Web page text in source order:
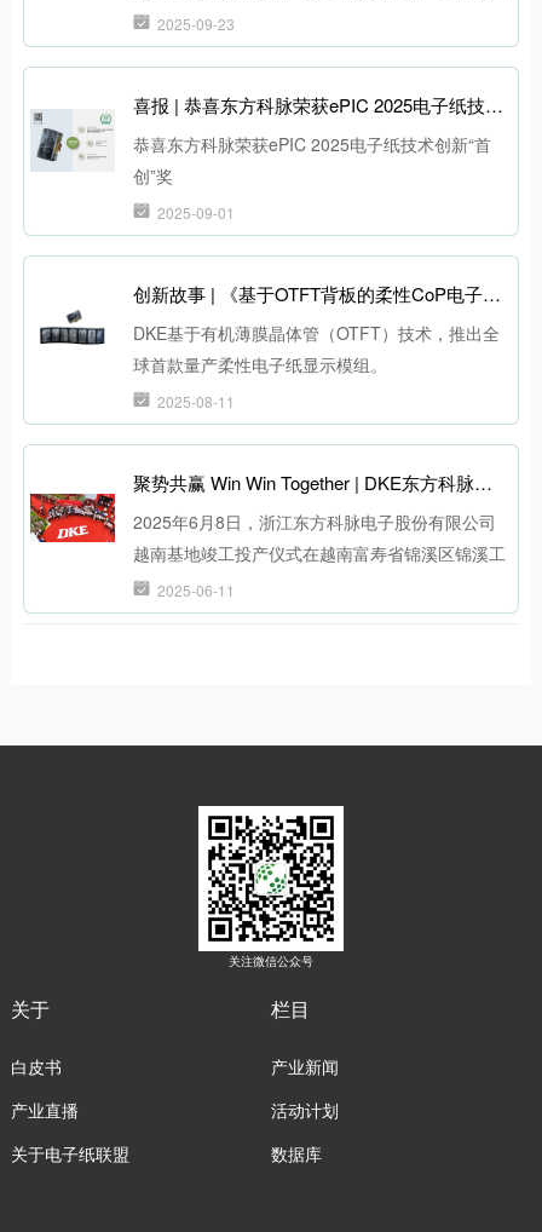
际物联网展。
2025-09-23
喜报 | 恭喜东方科脉荣获ePIC 2025电子纸技术创新“首创”奖
恭喜东方科脉荣获ePIC 2025电子纸技术创新“首
创”奖
2025-09-01
创新故事 | 《基于OTFT背板的柔性CoP电子纸显示模组》-浙江东方科脉电子股份有限公司
DKE基于有机薄膜晶体管（OTFT）技术，推出全
球首款量产柔性电子纸显示模组。
2025-08-11
聚势共赢 Win Win Together | DKE东方科脉越南基地竣工投产仪式圆满举行
2025年6月8日，浙江东方科脉电子股份有限公司
越南基地竣工投产仪式在越南富寿省锦溪区锦溪工
业园隆重举行。这一重要时刻，不仅标志着DKE东
方科脉在国际化进程中迈出了坚实的一步，也彰显
2025-06-11
关注微信公众号
关于
白皮书
产业直播
关于电子纸联盟
栏目
产业新闻
活动计划
数据库